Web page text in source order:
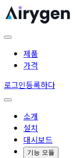
제품
가격
로그인등록하다
소개
설치
대시보드
기능 모듈